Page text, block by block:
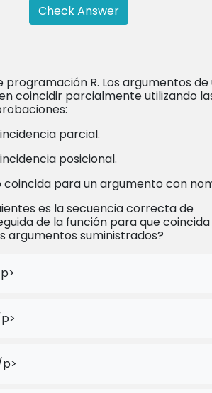
Check Answer
programación R. Los argumentos de
coincidir parcialmente utilizando
parcial.
posicional.
coincida para un argumento con
es la secuencia correcta de
de la función para que coincida
argumentos suministrados?